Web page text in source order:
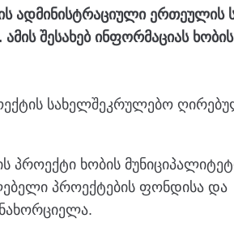
ადმინისტრაციული ერთეულის
შესახებ ინფორმაციას ხობის
სახელშეკრულებო
პროექტი ხობის
პროექტების ფონდისა და